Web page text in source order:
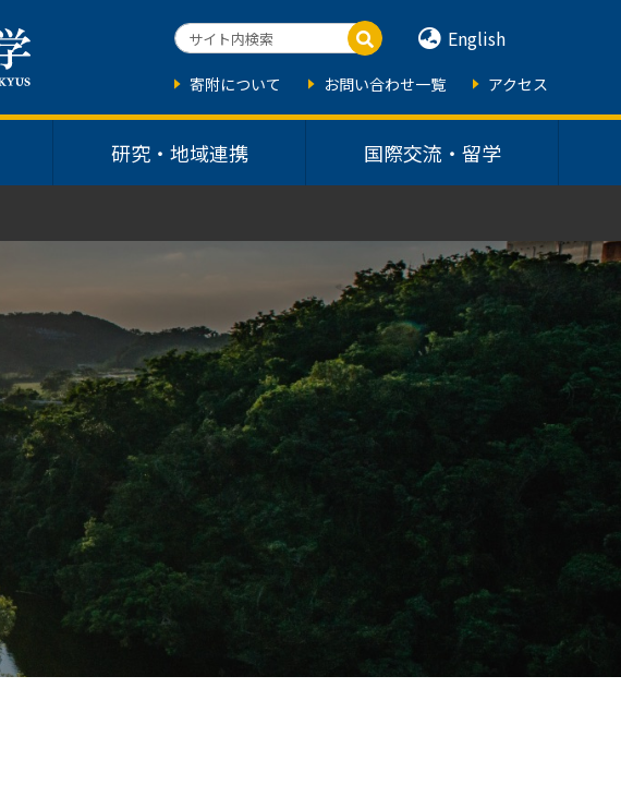
研究・地域連携 国際交流・留学
English
寄附について お問い合わせ一覧 アクセス